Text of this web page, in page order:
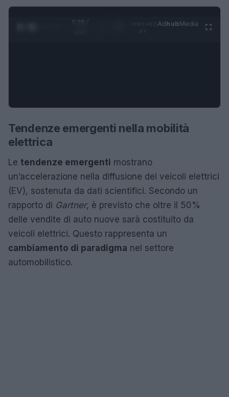
0:28 /
AdhubMedia
Tendenze emergenti nella mobilità
elettrica
Le tendenze emergenti mostrano
un’accelerazione nella diffusione dei veicoli elettrici
(EV), sostenuta da dati scientifici. Secondo un
rapporto di Gartner, è previsto che oltre il 50%
delle vendite di auto nuove sarà costituito da
veicoli elettrici. Questo rappresenta un
cambiamento di paradigma nel settore
automobilistico.